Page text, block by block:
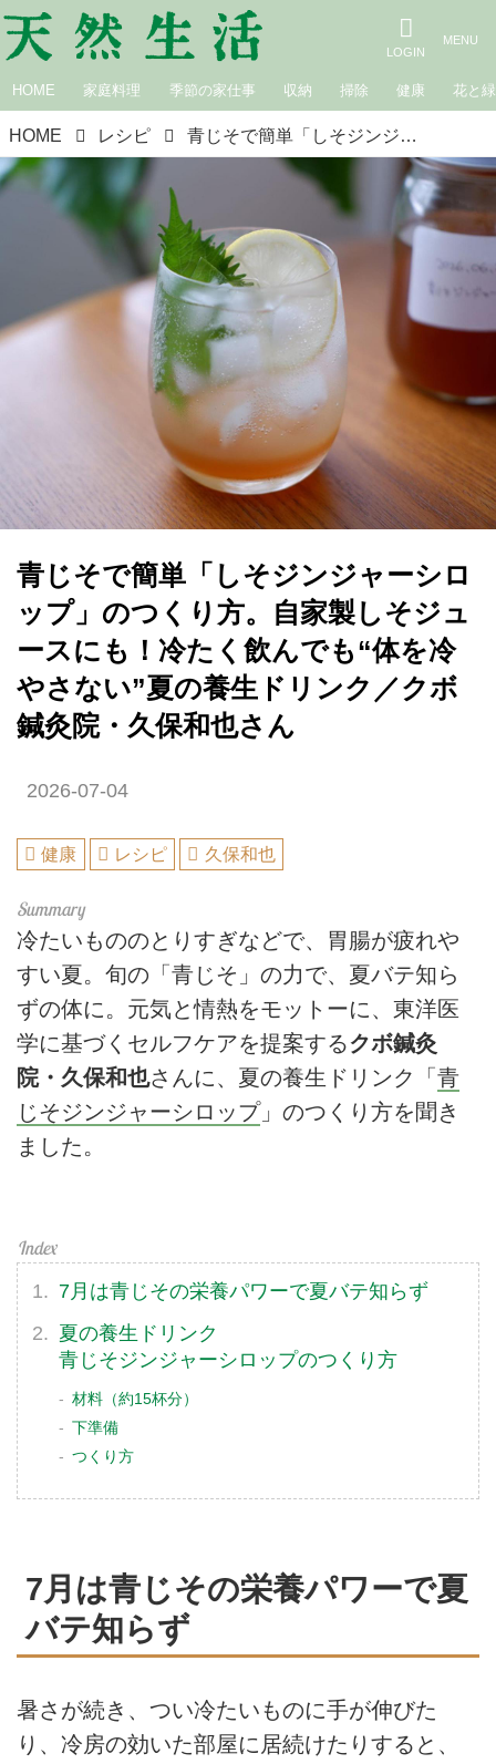
HOME 家庭料理 季節の家仕事 収納 掃除 健康 花と緑
HOME レシピ 青じそで簡単「しそジンジャーシロップ」のつくり方。自家製しそジュースにも！冷たく飲んでも“体を冷やさない”夏の養生ドリンク／クボ鍼灸院・久保和也さん
青じそで簡単「しそジンジャーシロ
ップ」のつくり方。自家製しそジュ
ースにも！冷たく飲んでも“体を冷
やさない”夏の養生ドリンク／クボ
鍼灸院・久保和也さん
2026-07-04
健康 レシピ 久保和也
冷たいもののとりすぎなどで、胃腸が疲れや
すい夏。旬の「青じそ」の力で、夏バテ知ら
ずの体に。元気と情熱をモットーに、東洋医
学に基づくセルフケアを提案するクボ鍼灸
院・久保和也さんに、夏の養生ドリンク「 青
じそジンジャーシロップ」のつくり方を聞き
ました。
7月は青じその栄養パワーで夏バテ知らず
夏の養生ドリンク
青じそジンジャーシロップのつくり方
材料（約15杯分）
下準備
つくり方
7月は青じその栄養パワーで夏
バテ知らず
暑さが続き、つい冷たいものに手が伸びた
り、冷房の効いた部屋に居続けたりすると、